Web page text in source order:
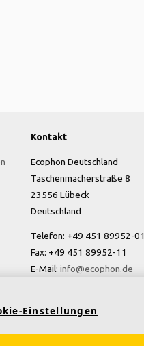
Kontakt
Ecophon Deutschland
Taschenmacherstraße 8
23556 Lübeck
Deutschland
Telefon: +49 451 89952-01
Fax: +49 451 89952-11
E-Mail: info@ecophon.de
Einstellungen